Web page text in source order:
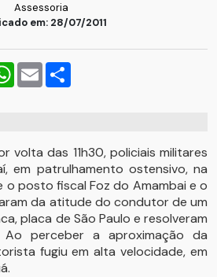
Assessoria
em: 28/07/2011
WhatsApp
Email
volta das 11h30, policiais militares
em patrulhamento ostensivo, na
posto fiscal Foz do Amambai e o
da atitude do condutor de um
placa de São Paulo e resolveram
perceber a aproximação da
fugiu em alta velocidade, em